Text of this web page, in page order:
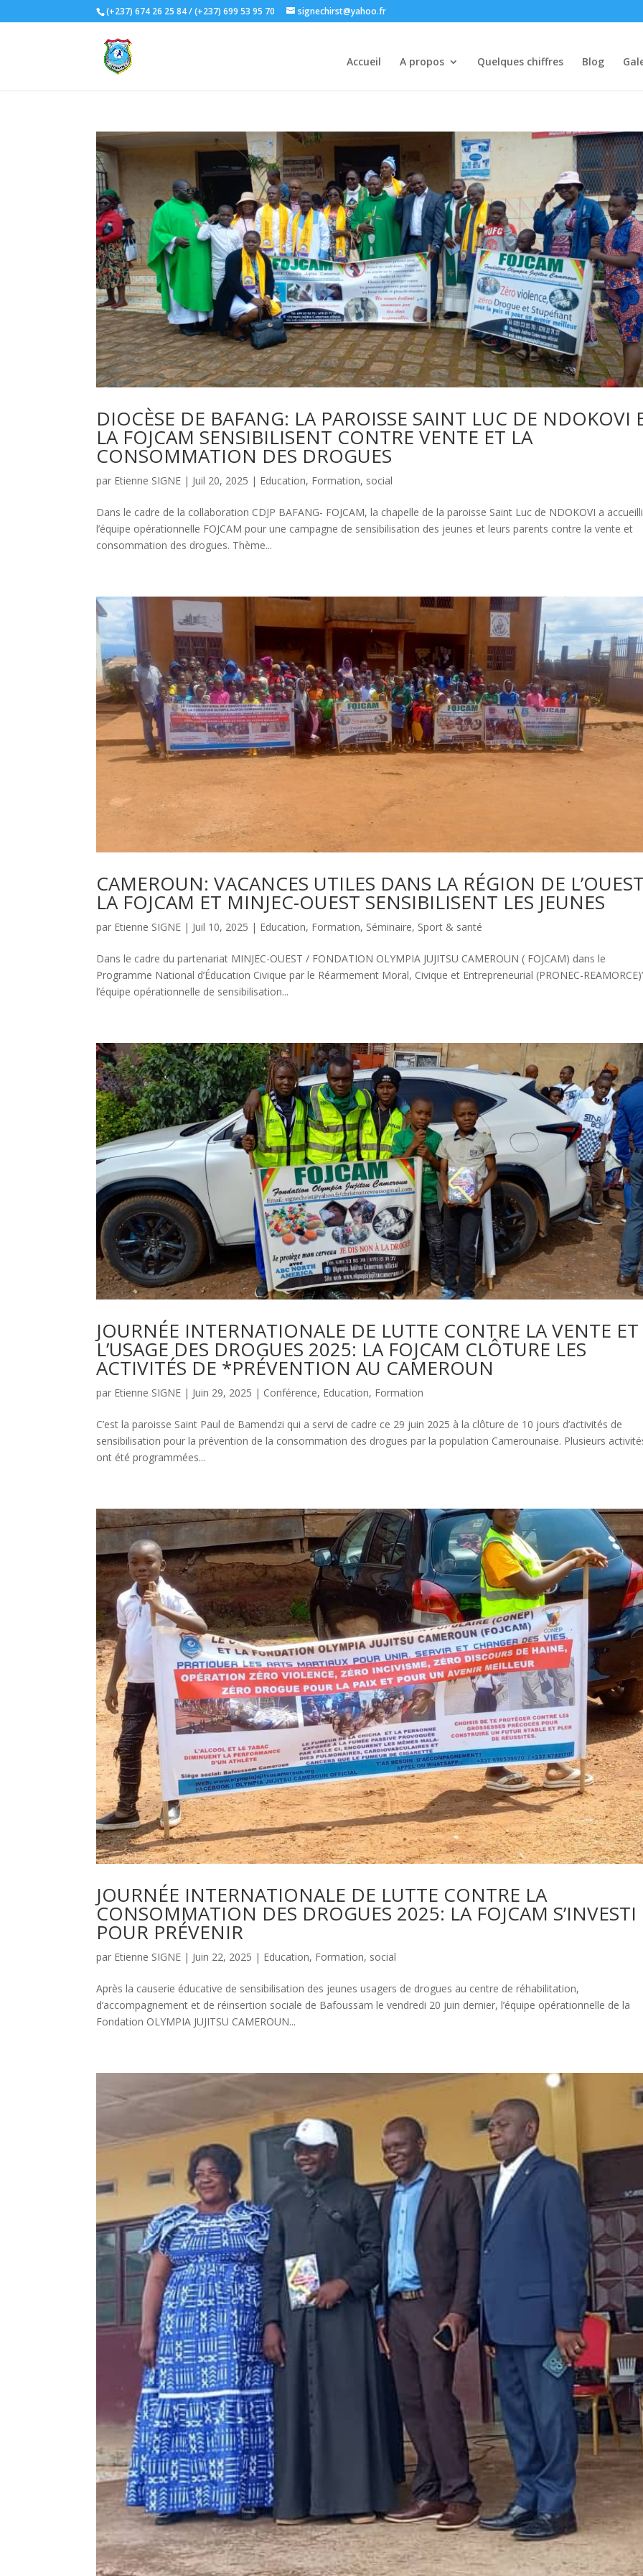
(+237) 674 26 25 84 / (+237) 699 53 95 70 signechirst@yahoo.fr
Accueil A propos Quelques chiffres Blog
DIOCÈSE DE BAFANG: LA PAROISSE SAINT LUC DE NDOKOVI
LA FOJCAM SENSIBILISENT CONTRE VENTE ET LA
CONSOMMATION DES DROGUES
par Etienne SIGNE | Juil 20, 2025 | Education, Formation, social
Dans le cadre de la collaboration CDJP BAFANG- FOJCAM, la chapelle de la paroisse Saint Luc de NDOKOVI a accueilli
l’équipe opérationnelle FOJCAM pour une campagne de sensibilisation des jeunes et leurs parents contre la vente et
consommation des drogues. Thème...
CAMEROUN: VACANCES UTILES DANS LA RÉGION DE
LA FOJCAM ET MINJEC-OUEST SENSIBILISENT LES JEUNES
par Etienne SIGNE | Juil 10, 2025 | Education, Formation, Séminaire, Sport & santé
Dans le cadre du partenariat MINJEC-OUEST / FONDATION OLYMPIA JUJITSU CAMEROUN ( FOJCAM) dans le
Programme National d’Éducation Civique par le Réarmement Moral, Civique et Entrepreneurial (PRONEC-
l’équipe opérationnelle de sensibilisation...
JOURNÉE INTERNATIONALE DE LUTTE CONTRE LA VENTE ET
L’USAGE DES DROGUES 2025: LA FOJCAM CLÔTURE LES
ACTIVITÉS DE *PRÉVENTION AU CAMEROUN
par Etienne SIGNE | Juin 29, 2025 | Conférence, Education, Formation
C’est la paroisse Saint Paul de Bamendzi qui a servi de cadre ce 29 juin 2025 à la clôture de 10 jours d’activités de
sensibilisation pour la prévention de la consommation des drogues par la population Camerounaise. Plusieurs
ont été programmées...
JOURNÉE INTERNATIONALE DE LUTTE CONTRE LA
CONSOMMATION DES DROGUES 2025: LA FOJCAM S’INVESTI
POUR PRÉVENIR
par Etienne SIGNE | Juin 22, 2025 | Education, Formation, social
Après la causerie éducative de sensibilisation des jeunes usagers de drogues au centre de réhabilitation,
d’accompagnement et de réinsertion sociale de Bafoussam le vendredi 20 juin dernier, l’équipe opérationnelle de la
Fondation OLYMPIA JUJITSU CAMEROUN...